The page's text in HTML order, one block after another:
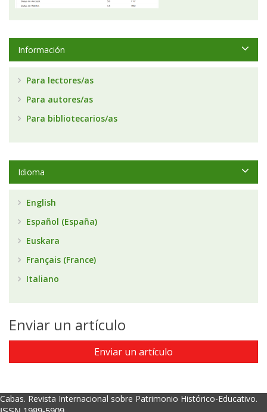
Información
Para lectores/as
Para autores/as
Para bibliotecarios/as
Idioma
English
Español (España)
Euskara
Français (France)
Italiano
Enviar un artículo
Enviar un artículo
Cabas. Revista Internacional sobre Patrimonio Histórico-Educativo.